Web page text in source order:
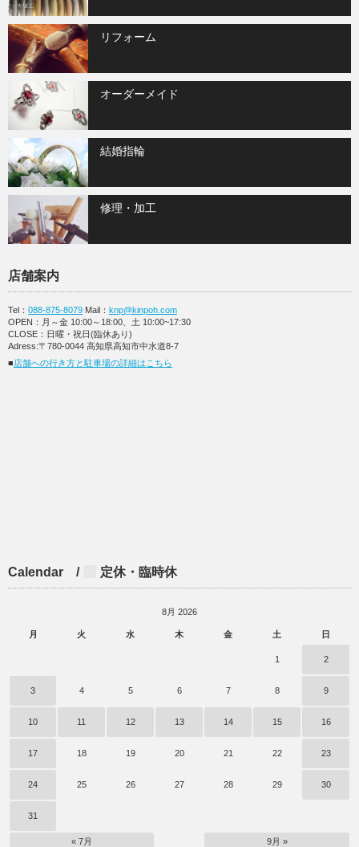
リフォーム
オーダーメイド
結婚指輪
修理・加工
店舗案内
Tel： 088-875-8079 Mail： knp@kinpoh.com
OPEN：月～金 10:00～18:00、土 10:00~17:30
CLOSE：日曜・祝日(臨休あり)
Adress:〒780-0044 高知県高知市中水道8-7
■店舗への行き方と駐車場の詳細はこちら
Calendar / 定休・臨時休
8月 2026
月 火 水 木 金 土 日
1 2
3 4 5 6 7 8 9
10 11 12 13 14 15 16
17 18 19 20 21 22 23
24 25 26 27 28 29 30
31
« 7月 9月 »